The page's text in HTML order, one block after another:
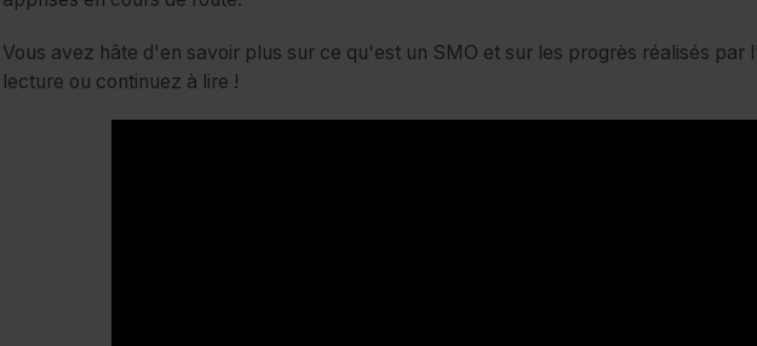
Vous avez hâte d'en savoir plus sur ce qu'est un SMO et sur les progrès réalisés par
lecture ou continuez à lire !